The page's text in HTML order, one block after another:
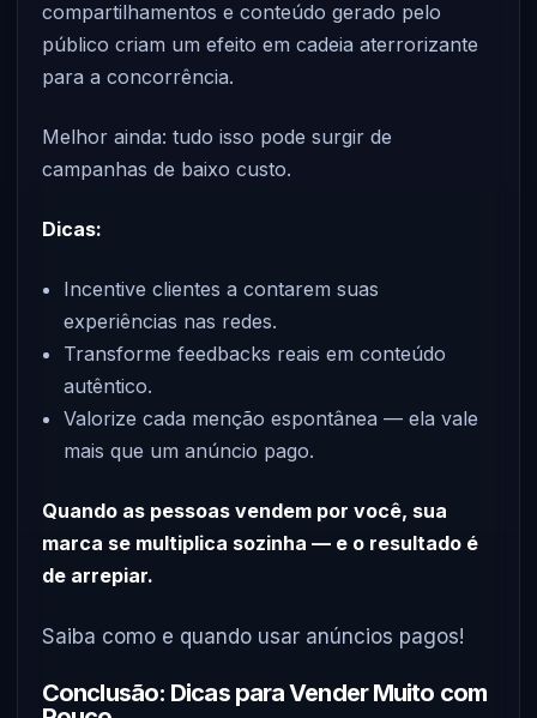
compartilhamentos e conteúdo gerado pelo
público criam um efeito em cadeia aterrorizante
para a concorrência.
Melhor ainda: tudo isso pode surgir de
campanhas de baixo custo.
Dicas:
Incentive clientes a contarem suas
experiências nas redes.
Transforme feedbacks reais em conteúdo
autêntico.
Valorize cada menção espontânea — ela vale
mais que um anúncio pago.
Quando as pessoas vendem por você, sua
marca se multiplica sozinha — e o resultado é
de arrepiar.
Saiba como e quando usar anúncios pagos!
Conclusão: Dicas para Vender Muito com